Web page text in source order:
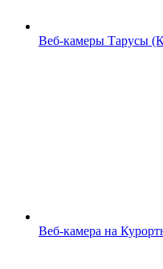
Веб-камеры Тарусы
Веб-камера на